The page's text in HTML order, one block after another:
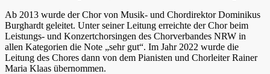
Ab 2013 wurde der Chor von Musik- und Chordirektor Dominikus
Burghardt geleitet. Unter seiner Leitung erreichte der Chor beim
Leistungs- und Konzertchorsingen des Chorverbandes NRW in
allen Kategorien die Note „sehr gut“. Im Jahr 2022 wurde die
Leitung des Chores dann von dem Pianisten und Chorleiter Rainer
Maria Klaas übernommen.